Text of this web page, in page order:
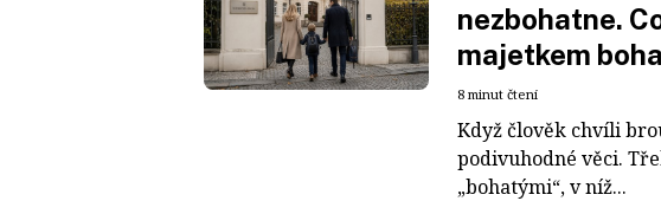
nezbohatne.
majetkem
8 minut čtení
Když člověk chvíli
podivuhodné věci.
„bohatými“, v níž...